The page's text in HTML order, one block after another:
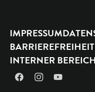
IMPRESSUM
BARRIEREFREIHEIT
INTERNER BEREICH
FacebookInstagramYouTube